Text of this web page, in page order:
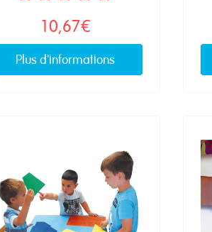
10,67€
Plus d'informations